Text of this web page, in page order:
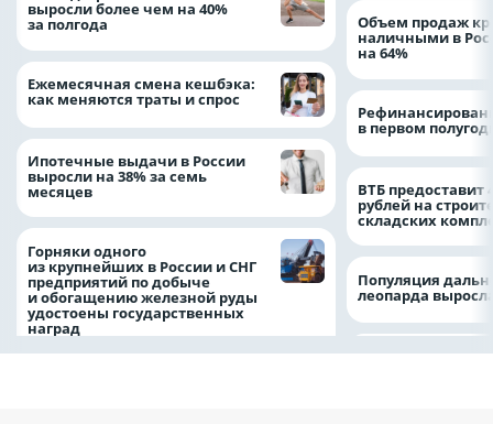
выросли более чем на 40%
за полгода
Ежемесячная смена кешбэка:
как меняются траты и спрос
Ипотечные выдачи в России
выросли на 38% за семь
месяцев
Горняки одного
из крупнейших в России и СНГ
предприятий по добыче
и обогащению железной руды
удостоены государственных
наград
Объем продаж
наличными в
на 64%
в первом
ВТБ предоставит
рублей на
складских
Популяция
леопарда